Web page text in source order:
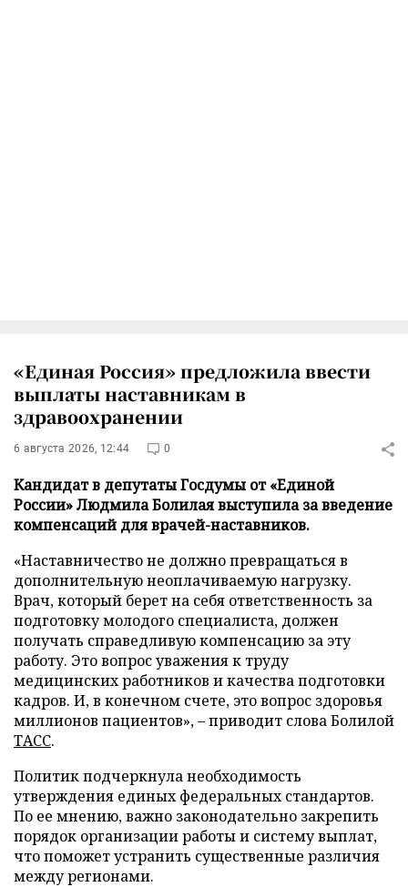
«Единая Россия» предложила ввести
выплаты наставникам в
здравоохранении
6 августа 2026, 12:44 0
Кандидат в депутаты Госдумы от «Единой
России» Людмила Болилая выступила за введение
компенсаций для врачей-наставников.
«Наставничество не должно превращаться в
дополнительную неоплачиваемую нагрузку.
Врач, который берет на себя ответственность за
подготовку молодого специалиста, должен
получать справедливую компенсацию за эту
работу. Это вопрос уважения к труду
медицинских работников и качества подготовки
кадров. И, в конечном счете, это вопрос здоровья
миллионов пациентов», – приводит слова Болилой
ТАСС.
Политик подчеркнула необходимость
утверждения единых федеральных стандартов.
По ее мнению, важно законодательно закрепить
порядок организации работы и систему выплат,
что поможет устранить существенные различия
между регионами.